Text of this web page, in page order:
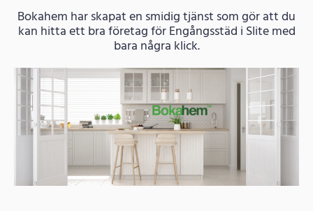
Bokahem har skapat en smidig tjänst som gör att du
kan hitta ett bra företag för Engångsstäd i Slite med
bara några klick.